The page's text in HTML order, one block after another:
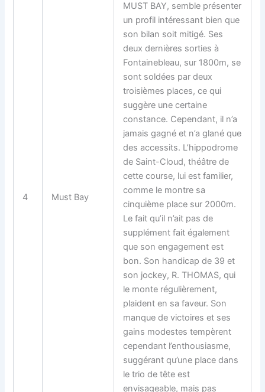
4 Must Bay
MUST BAY, semble présenter
un profil intéressant bien que
son bilan soit mitigé. Ses
deux dernières sorties à
Fontainebleau, sur 1800m, se
sont soldées par deux
troisièmes places, ce qui
suggère une certaine
constance. Cependant, il n’a
jamais gagné et n’a glané que
des accessits. L’hippodrome
de Saint-Cloud, théâtre de
cette course, lui est familier,
comme le montre sa
cinquième place sur 2000m.
Le fait qu’il n’ait pas de
supplément fait également
que son engagement est
bon. Son handicap de 39 et
son jockey, R. THOMAS, qui
le monte régulièrement,
plaident en sa faveur. Son
manque de victoires et ses
gains modestes tempèrent
cependant l’enthousiasme,
suggérant qu’une place dans
le trio de tête est
envisageable, mais pas